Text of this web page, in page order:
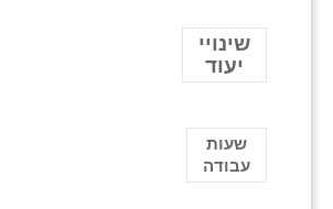
שינויי
יעוד
שעות
עבודה